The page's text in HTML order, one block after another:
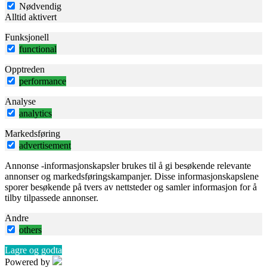
Nødvendig
Alltid aktivert
Funksjonell
functional
Opptreden
performance
Analyse
analytics
Markedsføring
advertisement
Annonse -informasjonskapsler brukes til å gi besøkende relevante
annonser og markedsføringskampanjer. Disse informasjonskapslene
sporer besøkende på tvers av nettsteder og samler informasjon for å
tilby tilpassede annonser.
Andre
others
Lagre og godta
Powered by